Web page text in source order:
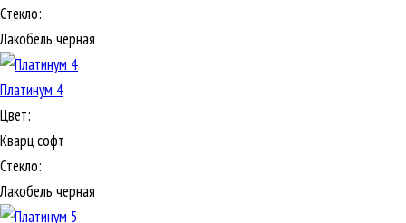
Стекло:
Лакобель черная
Платинум 4
Цвет:
Кварц софт
Стекло:
Лакобель черная